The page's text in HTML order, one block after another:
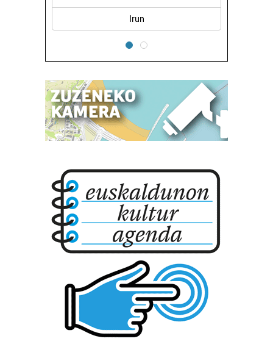
erabiltzeko baimen esplizitua ematen diguzu.
Gehiago
Oiartzun